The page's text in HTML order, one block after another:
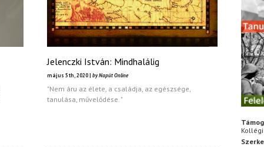
Jelenczki István: Mindhalálig
május 5th, 2020 | by Napút Online
"Nem áru az élete, a családja, az egészsége,
tanulása, művelődése. "